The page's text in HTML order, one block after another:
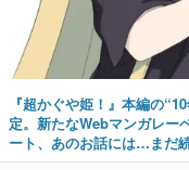
『超かぐや姫！』本編の
定。新たなWebマンガレー
ート、あのお話には…まだ